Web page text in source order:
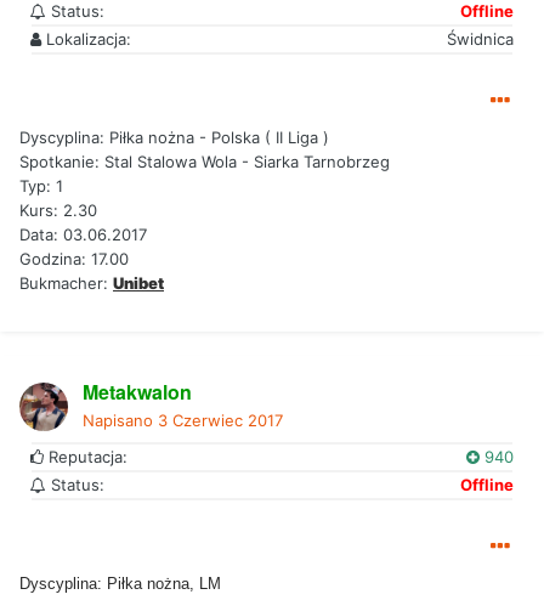
Status:
Offline
Lokalizacja:
Świdnica
Dyscyplina: Piłka nożna - Polska ( II Liga )
Spotkanie: Stal Stalowa Wola - Siarka Tarnobrzeg
Typ: 1
Kurs: 2.30
Data: 03.06.2017
Godzina: 17.00
Bukmacher: Unibet
Metakwalon
Napisano 3 Czerwiec 2017
Reputacja:
940
Status:
Offline
Dyscyplina: Piłka nożna, LM